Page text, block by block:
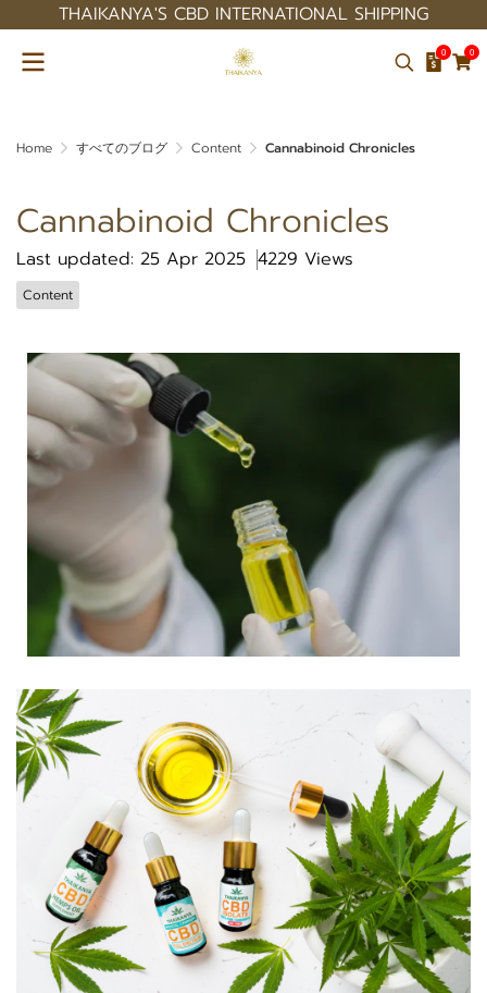
THAIKANYA'S CBD INTERNATIONAL SHIPPING
0 0
Home すべてのブログ Content Cannabinoid Chronicles
Cannabinoid Chronicles
Last updated: 25 Apr 2025 4229 Views
Content